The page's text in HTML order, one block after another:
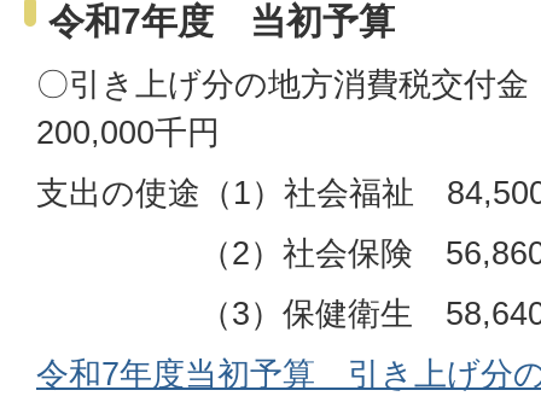
令和7年度 当初予算
〇引き上げ分の地方消費税交付
200,000千円
支出の使途（1）社会福祉
（2）社会保険 56,860
（3）保健衛生 58,640
令和7年度当初予算 引き上げ分